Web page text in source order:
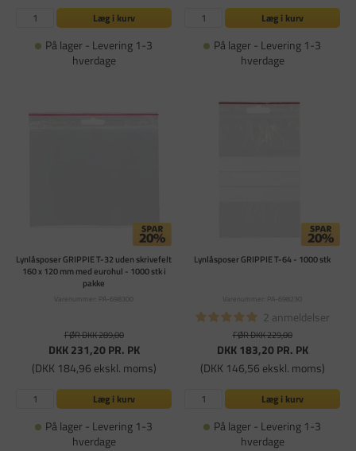
Læg i kurv
På lager - Levering 1-3
hverdage
Læg i kurv
På lager - Levering 1-3
hverdage
Lynlåsposer GRIPPIE T-32 uden skrivefelt
160 x 120 mm med eurohul - 1000 stk i
pakke
Varenummer: PA-698300
FØR DKK 289,00
DKK 231,20PR. PK
(DKK 184,96 ekskl. moms)
Læg i kurv
På lager - Levering 1-3
hverdage
Lynlåsposer GRIPPIE T-64 - 1000 stk
Varenummer: PA-698230
2 anmeldelser
FØR DKK 229,00
DKK 183,20PR. PK
(DKK 146,56 ekskl. moms)
Læg i kurv
På lager - Levering 1-3
hverdage